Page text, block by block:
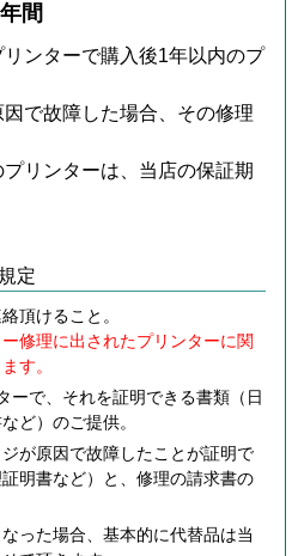
間
ンターで購入後1年以内のプ
で故障した場合、その修理
リンターは、当店の保証期
定
頂けること。
修理に出されたプリンターに関
す。
ーで、それを証明できる書類（日
ど）のご提供。
が原因で故障したことが証明で
明書など）と、修理の請求書の
った場合、基本的に代替品は当